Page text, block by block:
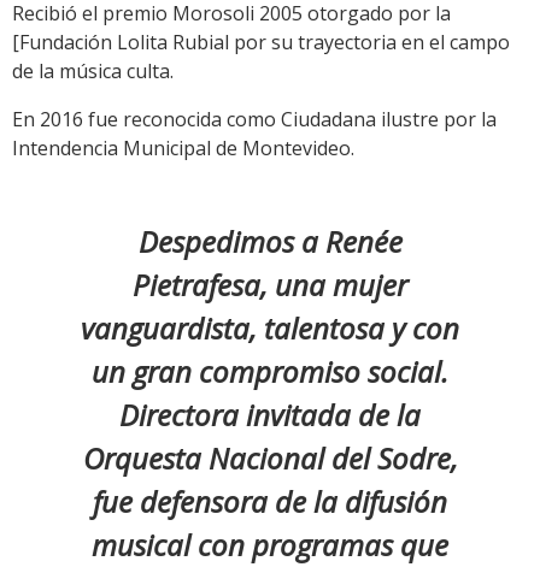
Recibió el premio Morosoli 2005 otorgado por la
[Fundación Lolita Rubial por su trayectoria en el campo
de la música culta.
En 2016 fue reconocida como Ciudadana ilustre por la
Intendencia Municipal de Montevideo.
Despedimos a Renée
Pietrafesa, una mujer
vanguardista, talentosa y con
un gran compromiso social.
Directora invitada de la
Orquesta Nacional del Sodre,
fue defensora de la difusión
musical con programas que